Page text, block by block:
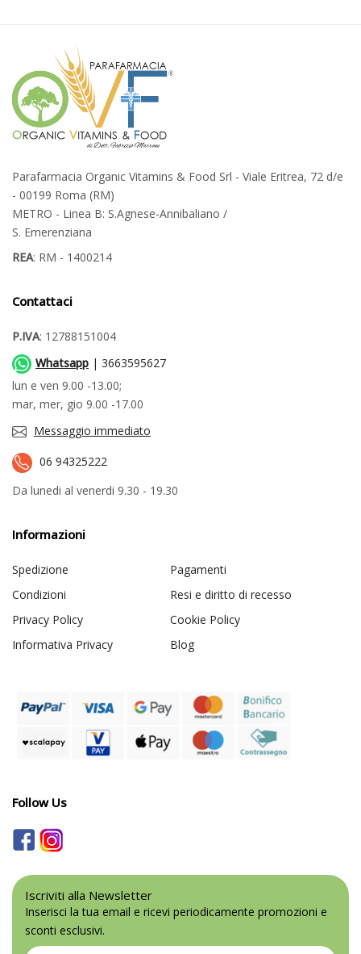
Parafarmacia Organic Vitamins & Food Srl - Viale Eritrea, 72 d/e
- 00199 Roma (RM)
METRO - Linea B: S.Agnese-Annibaliano /
S. Emerenziana
REA: RM - 1400214
Contattaci
P.IVA: 12788151004
Whatsapp | 3663595627
lun e ven 9.00 -13.00;
mar, mer, gio 9.00 -17.00
Messaggio immediato
06 94325222
Da lunedi al venerdi 9.30 - 19.30
Informazioni
Spedizione
Pagamenti
Condizioni
Resi e diritto di recesso
Privacy Policy
Cookie Policy
Informativa Privacy
Blog
Follow Us
Iscriviti alla Newsletter
Inserisci la tua email e ricevi periodicamente promozioni e
sconti esclusivi.